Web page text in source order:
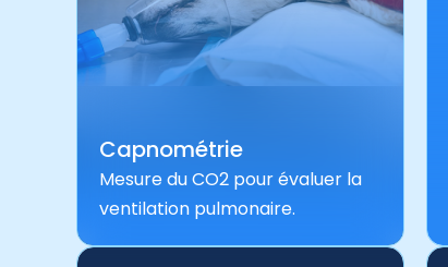
Capnométrie
Mesure du CO2 pour évaluer la
ventilation pulmonaire.